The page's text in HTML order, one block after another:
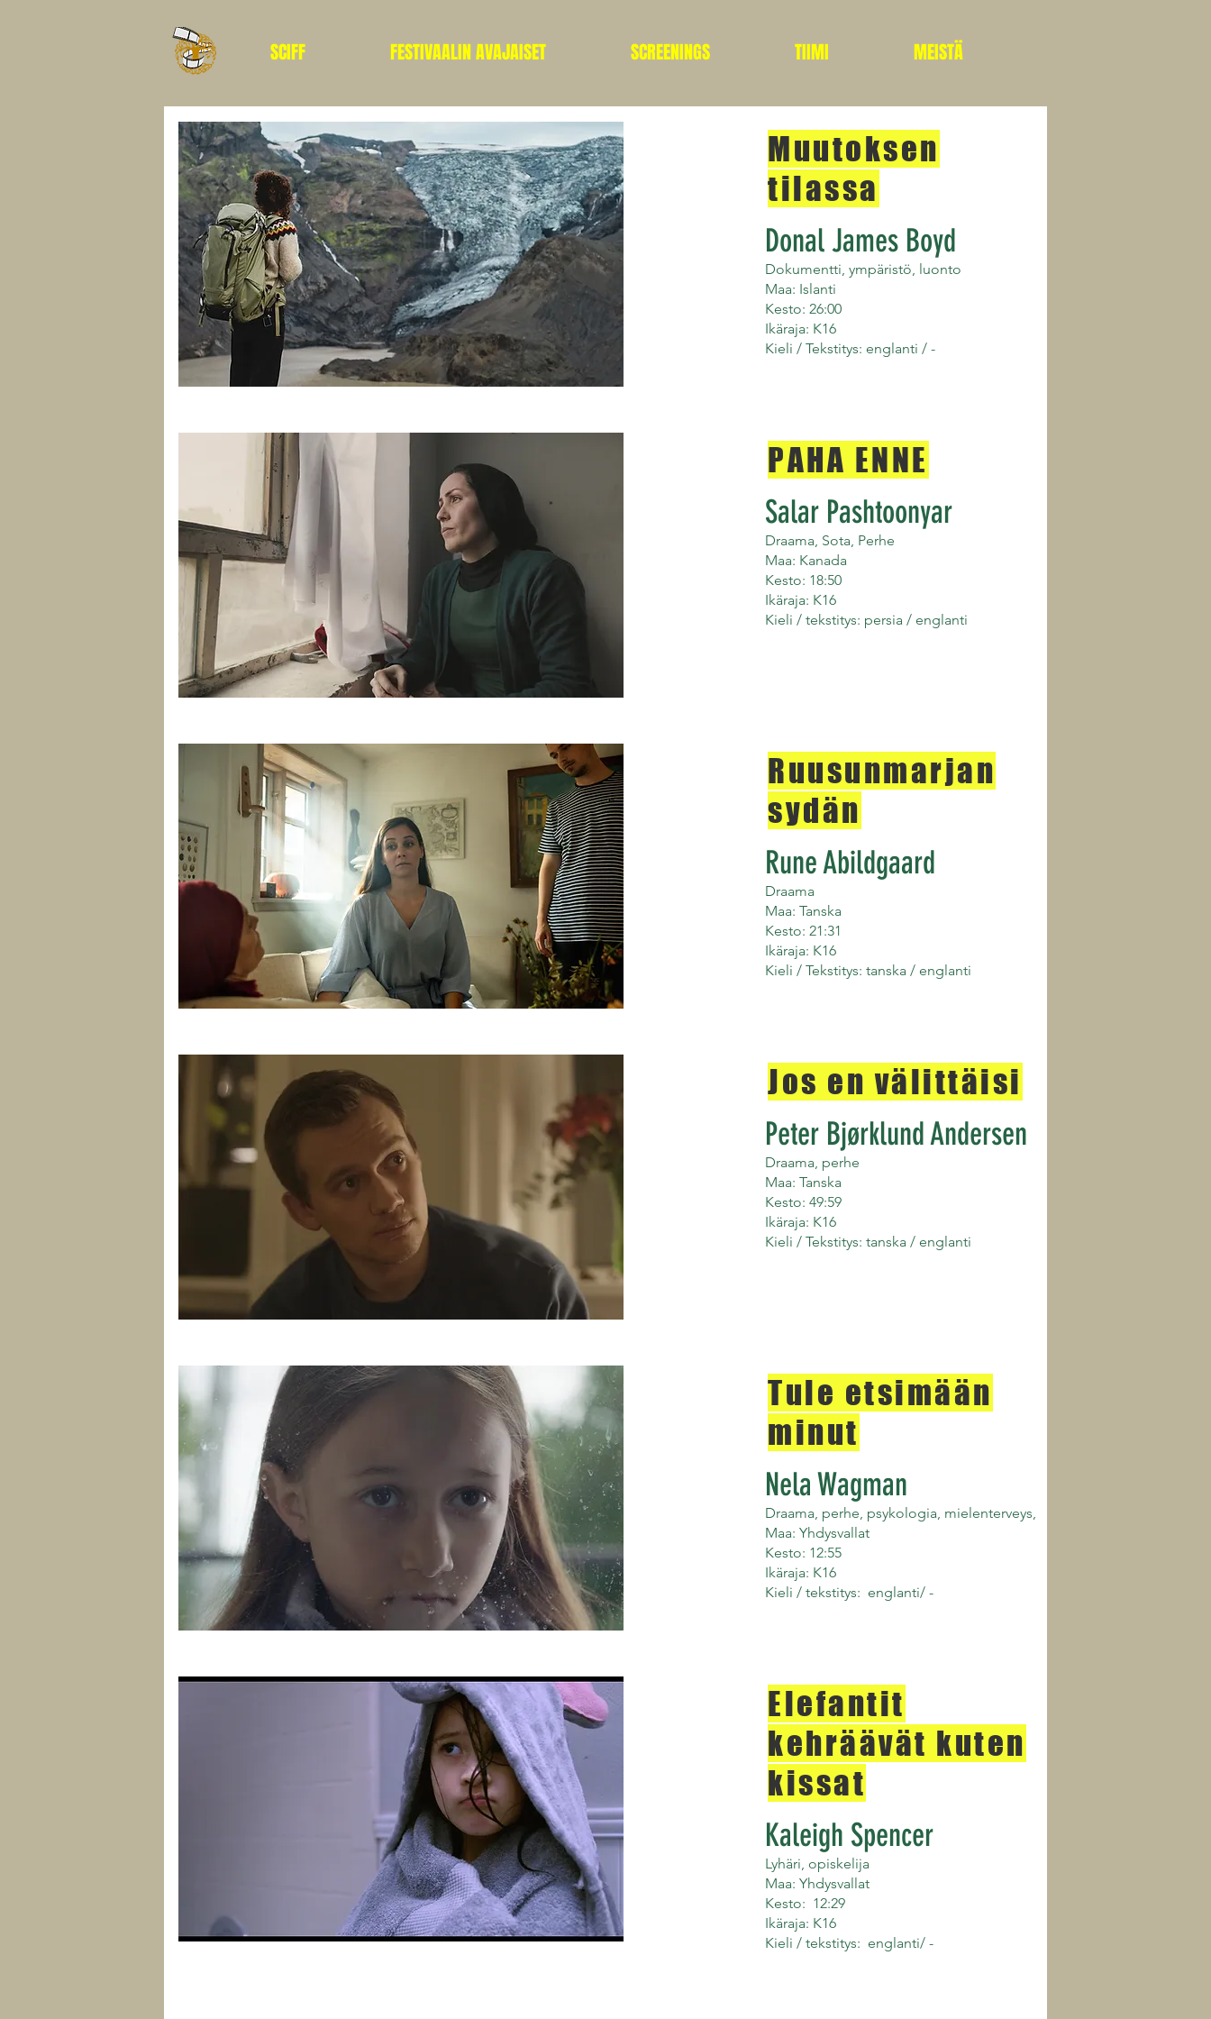
SCIFF FESTIVAALIN AVAJAISET SCREENINGS TIIMI MEISTÄ
Muutoksen
tilassa
Donal James Boyd
Dokumentti, ympäristö, luonto
Maa: Islanti
Kesto: 26:00
Ikäraja: K16
Kieli / Tekstitys: englanti / -
PAHA ENNE
Salar Pashtoonyar
Draama, Sota, Perhe
Maa: Kanada
Kesto: 18:50
Ikäraja: K16
Kieli / tekstitys: persia / englanti
Ruusunmarjan
sydän
Rune Abildgaard
Draama
Maa: Tanska
Kesto: 21:31
Ikäraja: K16
Kieli / Tekstitys: tanska / englanti
Jos en välittäisi
Peter Bjørklund Andersen
Draama, perhe
Maa: Tanska
Kesto: 49:59
Ikäraja: K16
Kieli / Tekstitys: tanska / englanti
Tule etsimään
minut
Nela Wagman
Draama, perhe, psykologia, mielenterveys,
Maa: Yhdysvallat
Kesto: 12:55
Ikäraja: K16
Kieli / tekstitys: englanti/ -
Elefantit
kehräävät kuten
kissat
Kaleigh Spencer
Lyhäri, opiskelija
Maa: Yhdysvallat
Kesto: 12:29
Ikäraja: K16
Kieli / tekstitys: englanti/ -